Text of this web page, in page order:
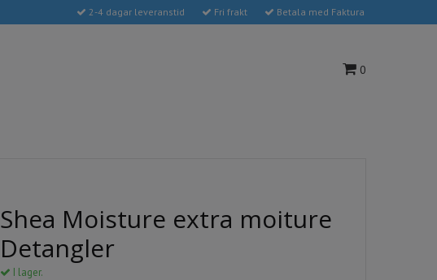
2-4 dagar leveranstid Fri frakt Betala med Faktura
0
Shea Moisture extra moiture
Detangler
I lager.